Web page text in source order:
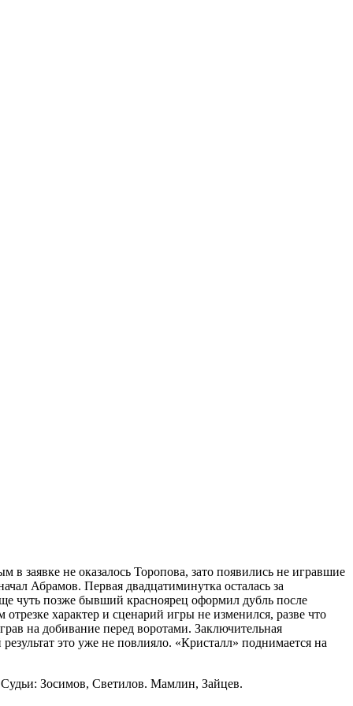
заявке не оказалось Торопова, зато появились не игравшие
Абрамов. Первая двадцатиминутка осталась за
чуть позже бывший красноярец оформил дубль после
характер и сценарий игры не изменился, разве что
на добивание перед воротами. Заключительная
это уже не повлияло. «Кристалл» поднимается на
Зосимов, Светилов. Мамлин, Зайцев.